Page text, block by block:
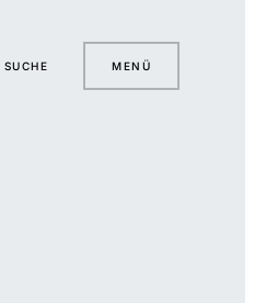
SUCHE MENÜ